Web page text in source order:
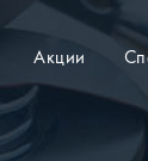
Акции